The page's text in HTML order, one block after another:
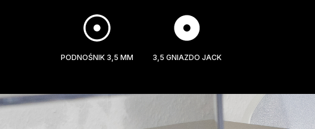
PODNOŚNIK 3,5 MM 3,5 GNIAZDO JACK